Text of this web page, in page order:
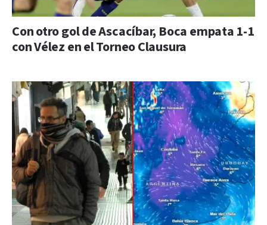
Con otro gol de Ascacíbar, Boca empata 1-1
con Vélez en el Torneo Clausura